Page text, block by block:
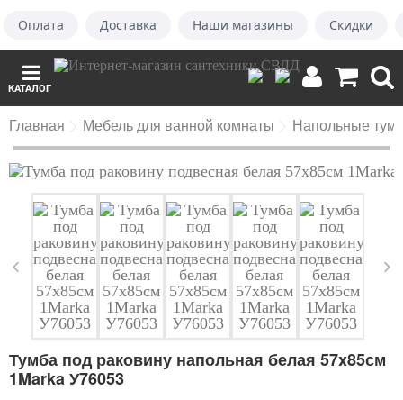
Оплата Доставка Наши магазины Скидки
КАТАЛОГ
Главная Мебель для ванной комнаты Напольные
Тумба под раковину напольная белая 57x85см
1Marka У76053